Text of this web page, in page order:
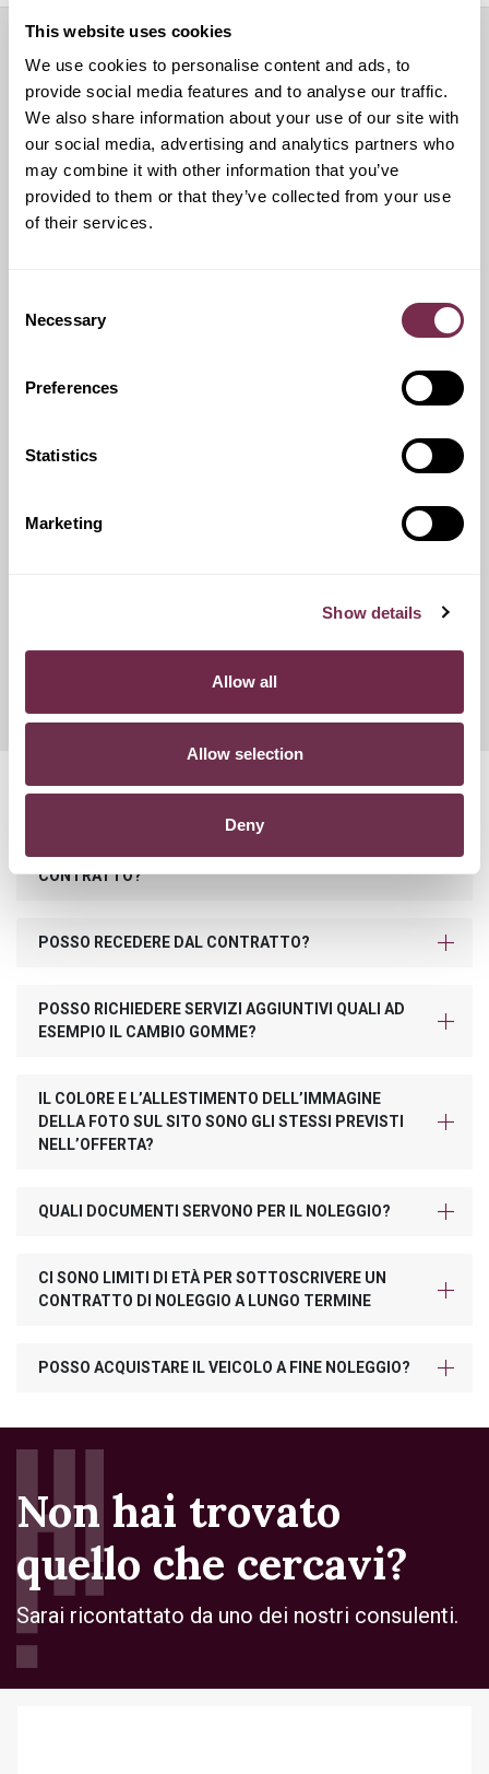
This website uses cookies
We use cookies to personalise content and ads, to
provide social media features and to analyse our traffic.
We also share information about your use of our site with
our social media, advertising and analytics partners who
may combine it with other information that you’ve
provided to them or that they’ve collected from your use
of their services.
Selection
Necessary
Preferences
Statistics
Marketing
Show details
Allow all
Allow selection
Deny
Servizi aggiuntivi
Ritiro Usato
I nostri esperti ti forniranno una valutazione gratuita della
anche con pneumatici termici (se montabili sui cerchi in
dotazione), o in alternativa, qualora fosse possibile, con
l'importo del canone mensile di noleggio.
Domande frequenti
CONTRATTO?
POSSO RECEDERE DAL CONTRATTO?
POSSO RICHIEDERE SERVIZI AGGIUNTIVI QUALI AD
ESEMPIO IL CAMBIO GOMME?
IL COLORE E L’ALLESTIMENTO DELL’IMMAGINE
DELLA FOTO SUL SITO SONO GLI STESSI PREVISTI
NELL’OFFERTA?
QUALI DOCUMENTI SERVONO PER IL NOLEGGIO?
CI SONO LIMITI DI ETÀ PER SOTTOSCRIVERE UN
CONTRATTO DI NOLEGGIO A LUNGO TERMINE
POSSO ACQUISTARE IL VEICOLO A FINE NOLEGGIO?
Non hai trovato
quello che cercavi?
Sarai ricontattato da uno dei nostri consulenti.